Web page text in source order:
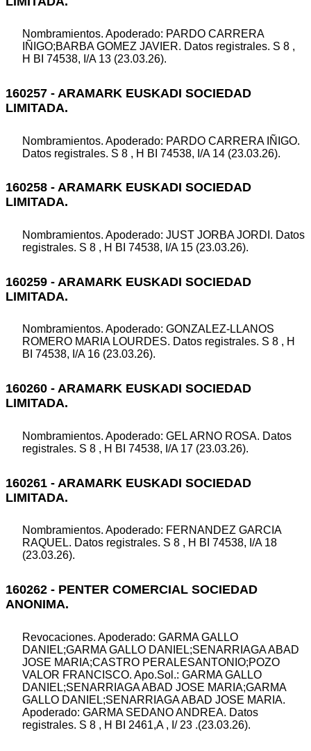
Nombramientos. Apoderado: PARDO CARRERA
IÑIGO;BARBA GOMEZ JAVIER. Datos registrales. S 8 ,
H BI 74538, I/A 13 (23.03.26).
160257 - ARAMARK EUSKADI SOCIEDAD
LIMITADA.
Nombramientos. Apoderado: PARDO CARRERA IÑIGO.
Datos registrales. S 8 , H BI 74538, I/A 14 (23.03.26).
160258 - ARAMARK EUSKADI SOCIEDAD
LIMITADA.
Nombramientos. Apoderado: JUST JORBA JORDI. Datos
registrales. S 8 , H BI 74538, I/A 15 (23.03.26).
160259 - ARAMARK EUSKADI SOCIEDAD
LIMITADA.
Nombramientos. Apoderado: GONZALEZ-LLANOS
ROMERO MARIA LOURDES. Datos registrales. S 8 , H
BI 74538, I/A 16 (23.03.26).
160260 - ARAMARK EUSKADI SOCIEDAD
LIMITADA.
Nombramientos. Apoderado: GEL ARNO ROSA. Datos
registrales. S 8 , H BI 74538, I/A 17 (23.03.26).
160261 - ARAMARK EUSKADI SOCIEDAD
LIMITADA.
Nombramientos. Apoderado: FERNANDEZ GARCIA
RAQUEL. Datos registrales. S 8 , H BI 74538, I/A 18
(23.03.26).
160262 - PENTER COMERCIAL SOCIEDAD
ANONIMA.
Revocaciones. Apoderado: GARMA GALLO
DANIEL;GARMA GALLO DANIEL;SENARRIAGA ABAD
JOSE MARIA;CASTRO PERALESANTONIO;POZO
VALOR FRANCISCO. Apo.Sol.: GARMA GALLO
DANIEL;SENARRIAGA ABAD JOSE MARIA;GARMA
GALLO DANIEL;SENARRIAGA ABAD JOSE MARIA.
Apoderado: GARMA SEDANO ANDREA. Datos
registrales. S 8 , H BI 2461,A , I/ 23 .(23.03.26).